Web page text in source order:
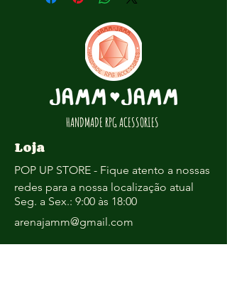
estabelecimento comercial.
Mas nós oferecemos, em caso de
arrependimento dentro de 7 dias da
compra/entrega, a possibilidade de
devolução com crédito em loja.
informado o valor total antes de
HANDMADE RPG ACESSORIES
Loja
POP UP STORE - Fique atento a nossas
redes para a nossa localização atual
Seg. a Sex.: 9:00 às 18:00
arenajamm@gmail.com
WhatsApp:(81) 98499-1913